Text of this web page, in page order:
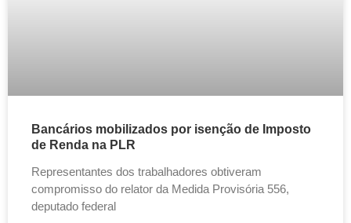
Bancários mobilizados por isenção de Imposto
de Renda na PLR
Representantes dos trabalhadores obtiveram
compromisso do relator da Medida Provisória 556,
deputado federal